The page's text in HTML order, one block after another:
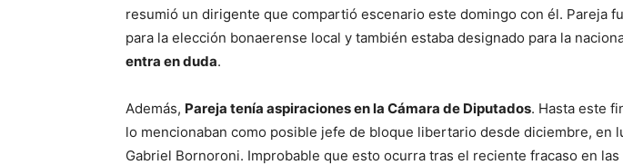
resumió un dirigente que compartió escenario este domingo con él. Pareja
para la elección bonaerense local y también estaba designado para la
entra en duda.
Además, Pareja tenía aspiraciones en la Cámara de Diputados. Hasta este
lo mencionaban como posible jefe de bloque libertario desde diciembre, en
Gabriel Bornoroni. Improbable que esto ocurra tras el reciente fracaso en las